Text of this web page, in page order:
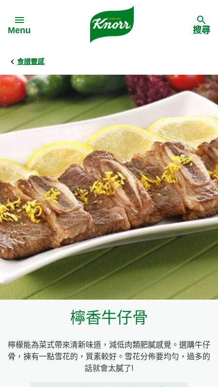
Menu
Back
食譜靈感
料理食材
料理方式
季節節慶
多國料理
料理種類
Back
家樂牌產品
家樂牌純鮮雞粉
家樂牌雞粉
家樂牌鮮菇粉
家樂牌濃湯寶
家樂牌雞汁
家樂牌快熟通心粉
家樂牌鮮露
家樂牌雞湯粒
Back
主頁
背景
甚麼是愛環境食材
愛環境食材名單
愛環境食材食譜
愛環境食材篩選條件
搜尋
食譜靈感
檸香牛仔骨
檸檬能為菜式帶來清新味道，減低肉類肥膩感覺。選購牛仔
骨，揀有一點雪花的，質素較好。雪花分佈要均勻，過多的
話就會太膩了!